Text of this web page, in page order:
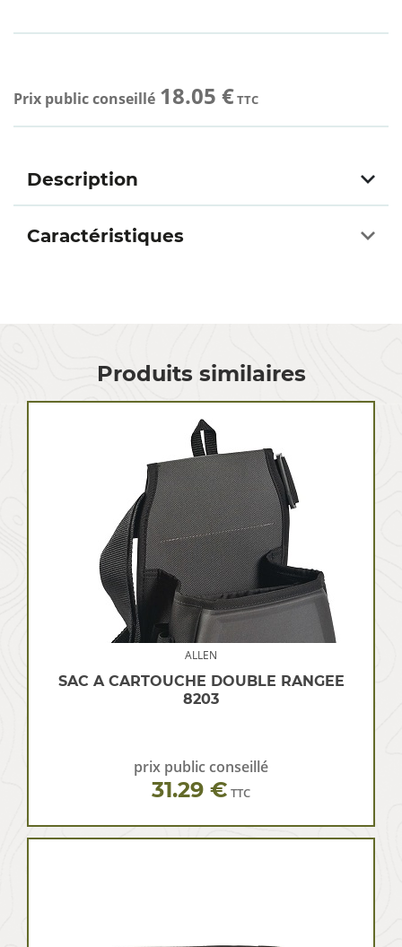
Prix public conseillé 18.05 €TTC
Description
Caractéristiques
Produits similaires
ALLEN
SAC A CARTOUCHE DOUBLE RANGEE
8203
prix public conseillé
31.29 € TTC